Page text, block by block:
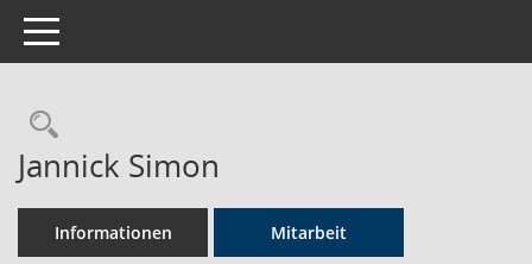
Toggle navigation
Rechercheauswahl
Jannick Simon
Informationen Mitarbeit